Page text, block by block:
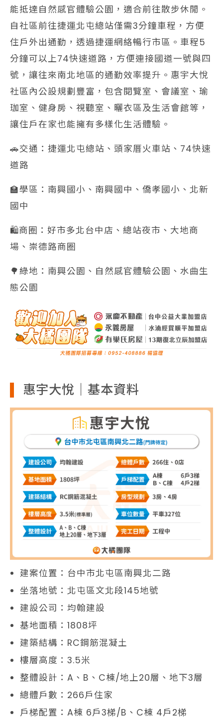
能抵達自然感官體驗公園，適合前往散步休閒。
自社區前往捷運北屯總站僅需3分鐘車程，方便
住戶外出通勤，透過捷運網絡暢行市區。車程5
分鐘可以上74快速道路，方便連接國道一號與四
號，讓往來南北地區的通勤效率提升。惠宇大悅
社區內公設規劃豐富，包含閱覽室、會議室、瑜
珈室、健身房、視聽室、曬衣區及生活會館等，
讓住戶在家也能擁有多樣化生活體驗。
🚗交通：捷運北屯總站、頭家厝火車站、74快速
道路
🏫學區：南興國小、南興國中、僑孝國小、北新
國中
🛍️商圈：好市多北台中店、總站夜市、大地商
場、崇德路商圈
🌳綠地：南興公園、自然感官體驗公園、水曲生
態公園
惠宇大悅｜基本資料
建案位置：台中市北屯區南興北二路
坐落地號：北屯區文北段145地號
建設公司：均翰建設
基地面積：1808坪
建築結構：RC鋼筋混凝土
樓層高度：3.5米
整體設計：A、B、C棟/地上20層、地下3層
總體戶數：266戶住家
戶梯配置：A棟 6戶3梯/B、C棟 4戶2梯